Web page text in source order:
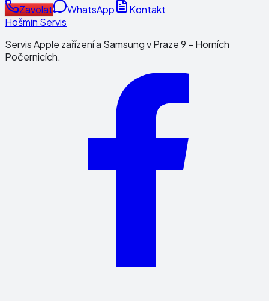
Zavolat
WhatsApp
Kontakt
Hošmin Servis
Servis Apple zařízení a Samsung v Praze 9 – Horních
Počernicích.